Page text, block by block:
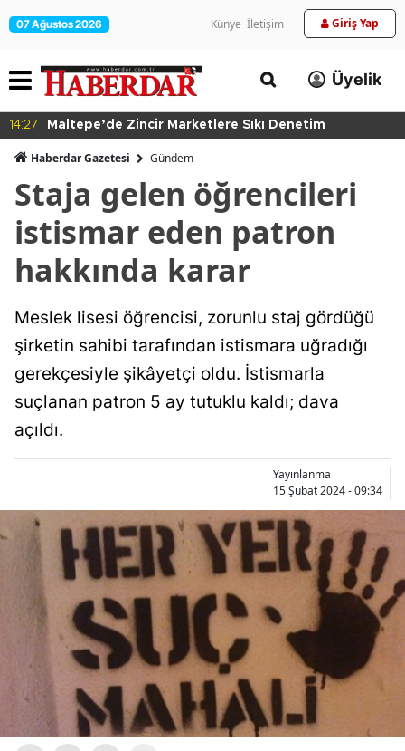
07 Ağustos 2026 Künye İletişim Giriş Yap
Üyelik
14:27 Maltepe’de Zincir Marketlere Sıkı Denetim
Haberdar Gazetesi Gündem
Staja gelen öğrencileri
istismar eden patron
hakkında karar
Meslek lisesi öğrencisi, zorunlu staj gördüğü
şirketin sahibi tarafından istismara uğradığı
gerekçesiyle şikâyetçi oldu. İstismarla
suçlanan patron 5 ay tutuklu kaldı; dava
açıldı.
Yayınlanma
15 Şubat 2024 - 09:34